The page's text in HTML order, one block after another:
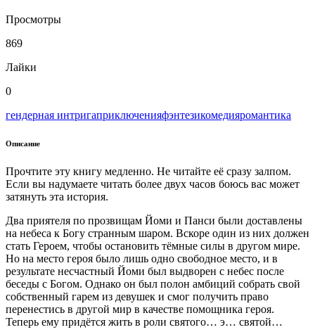
Просмотры
869
Лайки
0
гендерная интригаприключенияфэнтезикомедияромантика
Описание
Прочтите эту книгу медленно. Не читайте её сразу залпом.
Если вы надумаете читать более двух часов боюсь вас может
затянуть эта история.
Два приятеля по прозвищам Йоми и Панси были доставлены
на небеса к Богу странным шаром. Вскоре один из них должен
стать Героем, чтобы остановить тёмные силы в другом мире.
Но на место героя было лишь одно свободное место, и в
результате несчастный Йоми был выдворен с небес после
беседы с Богом. Однако он был полон амбиций собрать свой
собственный гарем из девушек и смог получить право
перенестись в другой мир в качестве помощника героя.
Теперь ему придётся жить в роли святого… э… святой…